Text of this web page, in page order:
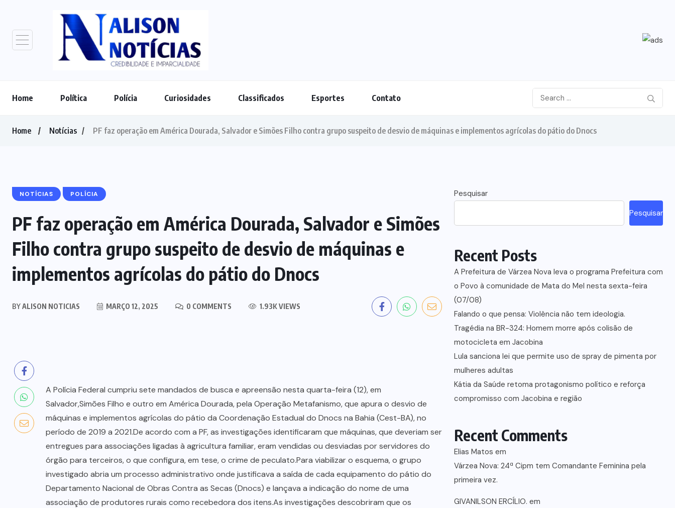
Home Política Polícia Curiosidades Classificados Esportes Contato
Home Notícias PF faz operação em América Dourada, Salvador e Simões Filho contra grupo suspeito de desvio de máquinas e implementos agrícolas do pátio do Dnocs
NOTÍCIAS POLÍCIA
PF faz operação em América Dourada, Salvador e Simões
Filho contra grupo suspeito de desvio de máquinas e
implementos agrícolas do pátio do Dnocs
BYALISON NOTICIAS MARÇO 12, 2025 0 COMMENTS 1.93K VIEWS
A Polícia Federal cumpriu sete mandados de busca e apreensão nesta quarta-feira (12), em
Salvador,Simões Filho e outro em América Dourada, pela Operação Metafanismo, que apura o desvio de
máquinas e implementos agrícolas do pátio da Coordenação Estadual do Dnocs na Bahia (Cest-BA), no
período de 2019 a 2021.De acordo com a PF, as investigações identificaram que máquinas, que deveriam ser
entregues para associações ligadas à agricultura familiar, eram vendidas ou desviadas por servidores do
órgão para terceiros, o que configura, em tese, o crime de peculato.Para viabilizar o esquema, o grupo
investigado abria um processo administrativo onde justificava a saída de cada equipamento do pátio do
Departamento Nacional de Obras Contra as Secas (Dnocs) e lançava a indicação do nome de uma
associação de produtores rurais como recebedora dos itens.As investigações descobriram que os
Pesquisar
Pesquisar
Recent Posts
A Prefeitura de Várzea Nova leva o programa Prefeitura com
o Povo à comunidade de Mata do Mel nesta sexta-feira
(07/08)
Falando o que pensa: Violência não tem ideologia.
Tragédia na BR-324: Homem morre após colisão de
motocicleta em Jacobina
Lula sanciona lei que permite uso de spray de pimenta por
mulheres adultas
Kátia da Saúde retoma protagonismo político e reforça
compromisso com Jacobina e região
Recent Comments
Elias Matos em
Várzea Nova: 24ª Cipm tem Comandante Feminina pela
primeira vez.
GIVANILSON ERCÍLIO. em